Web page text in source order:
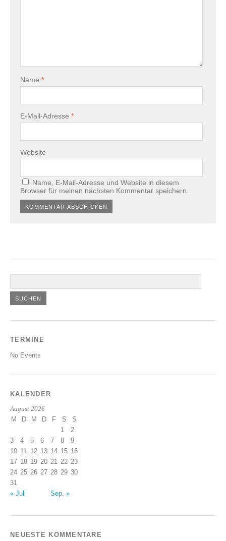
Name *
E-Mail-Adresse *
Website
Name, E-Mail-Adresse und Website in diesem
Browser für meinen nächsten Kommentar speichern.
TERMINE
No Events
KALENDER
August 2026
M D M D F S
S
1
2
3
4 5 6 7 8
9
10 11 12 13 14 15 16
17 18 19 20 21 22 23
24 25 26 27 28 29 30
31
« Juli
Sep. »
NEUESTE KOMMENTARE